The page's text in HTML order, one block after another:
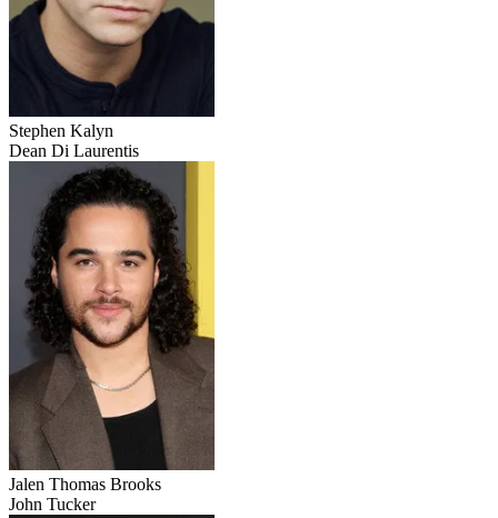
Stephen Kalyn
Dean Di Laurentis
Jalen Thomas Brooks
John Tucker